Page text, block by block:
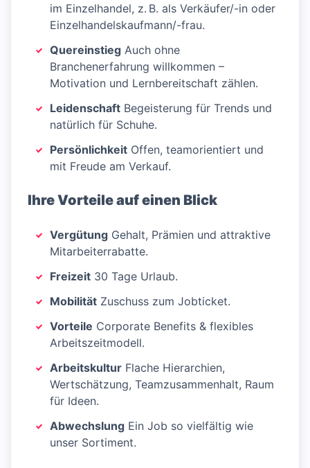
im Einzelhandel, z. B. als Verkäufer/-in oder
Einzelhandelskaufmann/-frau.
Quereinstieg Auch ohne
Branchenerfahrung willkommen –
Motivation und Lernbereitschaft zählen.
Leidenschaft Begeisterung für Trends und
natürlich für Schuhe.
Persönlichkeit Offen, teamorientiert und
mit Freude am Verkauf.
Ihre Vorteile auf einen Blick
Vergütung Gehalt, Prämien und attraktive
Mitarbeiterrabatte.
Freizeit 30 Tage Urlaub.
Mobilität Zuschuss zum Jobticket.
Vorteile Corporate Benefits & flexibles
Arbeitszeitmodell.
Arbeitskultur Flache Hierarchien,
Wertschätzung, Teamzusammenhalt, Raum
für Ideen.
Abwechslung Ein Job so vielfältig wie
unser Sortiment.